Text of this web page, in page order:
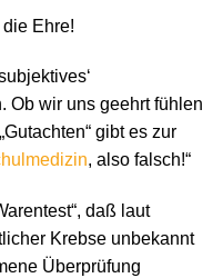
die Ehre!
Ob wir uns geehrt fühlen
gibt es zur
, also falsch!“
daß laut
Krebse unbekannt
Überprüfung